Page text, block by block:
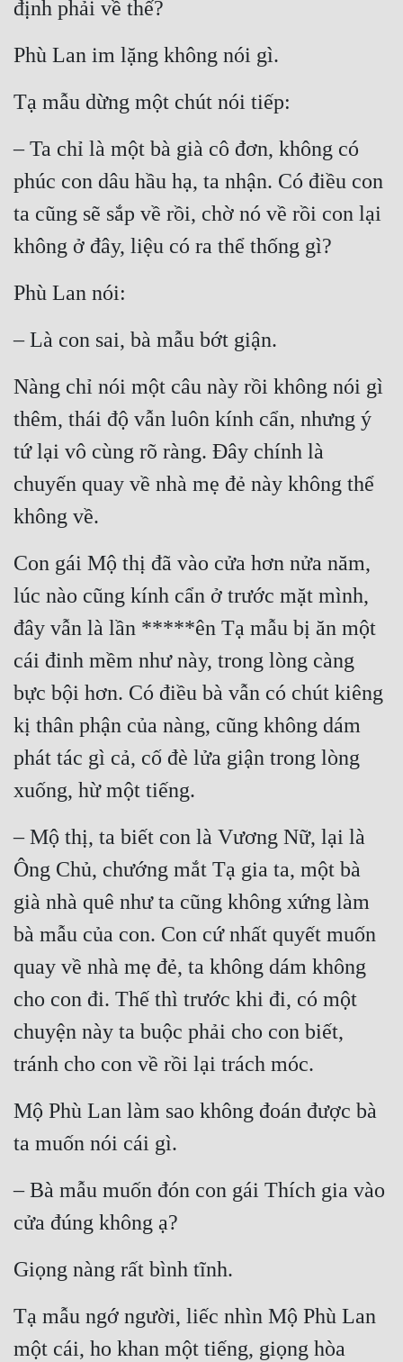
định phải về thế?
Phù Lan im lặng không nói gì.
Tạ mẫu dừng một chút nói tiếp:
– Ta chỉ là một bà già cô đơn, không có
phúc con dâu hầu hạ, ta nhận. Có điều con
ta cũng sẽ sắp về rồi, chờ nó về rồi con lại
không ở đây, liệu có ra thể thống gì?
Phù Lan nói:
– Là con sai, bà mẫu bớt giận.
Nàng chỉ nói một câu này rồi không nói gì
thêm, thái độ vẫn luôn kính cẩn, nhưng ý
tứ lại vô cùng rõ ràng. Đây chính là
chuyến quay về nhà mẹ đẻ này không thể
không về.
Con gái Mộ thị đã vào cửa hơn nửa năm,
lúc nào cũng kính cẩn ở trước mặt mình,
đây vẫn là lần *****ên Tạ mẫu bị ăn một
cái đinh mềm như này, trong lòng càng
bực bội hơn. Có điều bà vẫn có chút kiêng
kị thân phận của nàng, cũng không dám
phát tác gì cả, cố đè lửa giận trong lòng
xuống, hừ một tiếng.
– Mộ thị, ta biết con là Vương Nữ, lại là
Ông Chủ, chướng mắt Tạ gia ta, một bà
già nhà quê như ta cũng không xứng làm
bà mẫu của con. Con cứ nhất quyết muốn
quay về nhà mẹ đẻ, ta không dám không
cho con đi. Thế thì trước khi đi, có một
chuyện này ta buộc phải cho con biết,
tránh cho con về rồi lại trách móc.
Mộ Phù Lan làm sao không đoán được bà
ta muốn nói cái gì.
– Bà mẫu muốn đón con gái Thích gia vào
cửa đúng không ạ?
Giọng nàng rất bình tĩnh.
Tạ mẫu ngớ người, liếc nhìn Mộ Phù Lan
một cái, ho khan một tiếng, giọng hòa